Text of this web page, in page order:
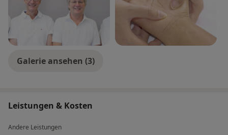
2018 Angestellter Facharzt für Orthopädie und
Unfallchirurgie in der Gemeinschaftspraxis Dr.
Menke Dr. Nord und Dr. van den Boom in
Hannover Belegarzt im Clementinenhaus
Hannover
Galerie ansehen (3)
Leistungen & Kosten
Andere Leistungen